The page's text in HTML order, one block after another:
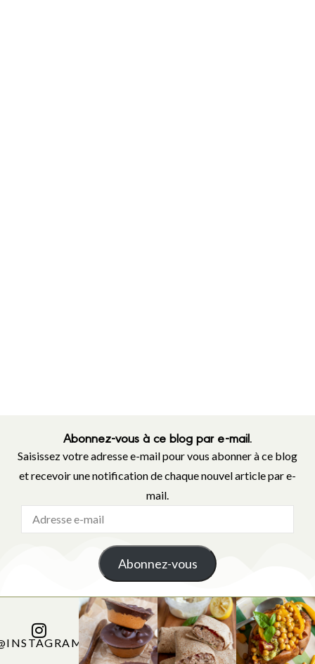
Abonnez-vous à ce blog par e-mail.
Saisissez votre adresse e-mail pour vous abonner à ce blog
et recevoir une notification de chaque nouvel article par e-
mail.
Abonnez-vous